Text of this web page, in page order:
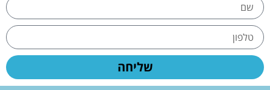
שליחה